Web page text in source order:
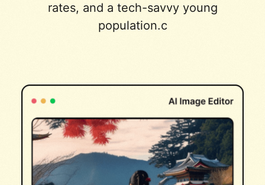
rates, and a tech-savvy young
population.c